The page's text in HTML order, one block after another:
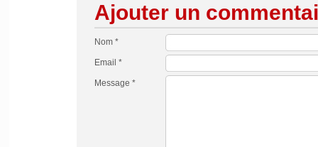
Ajouter un
Nom *
Email *
Message *